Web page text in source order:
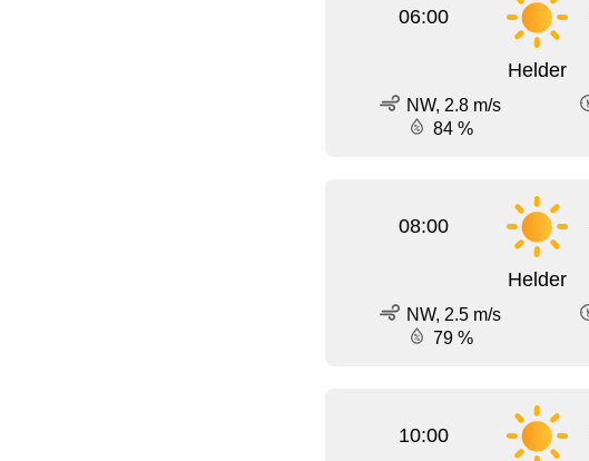
06:00
Helder
NW, 2.8 m/s
84 %
08:00
Helder
NW, 2.5 m/s
79 %
10:00